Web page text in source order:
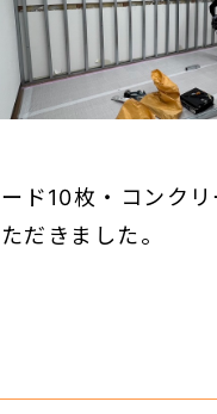
ド10枚・コンク
だきました。